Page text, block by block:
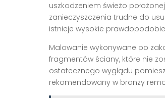
uszkodzeniem świeżo
zanieczyszczenia trudne do
istnieje wysokie
Malowanie wykonywane po
fragmentów ściany, które nie
ostatecznego wyglądu
rekomendowany w branży